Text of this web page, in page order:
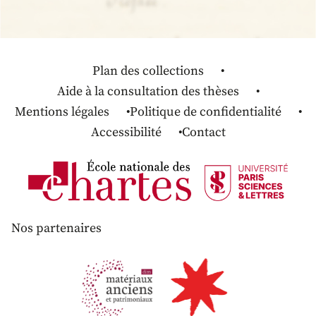
Plan des collections
Aide à la consultation des thèses
Mentions légales
Politique de confidentialité
Accessibilité
Contact
Nos partenaires